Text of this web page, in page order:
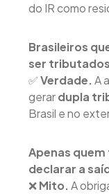
do IR como
Brasileiros
ser
✅Verdade.A
gerardupla
Brasil e no
Apenas
declarar a
❌Mito.A